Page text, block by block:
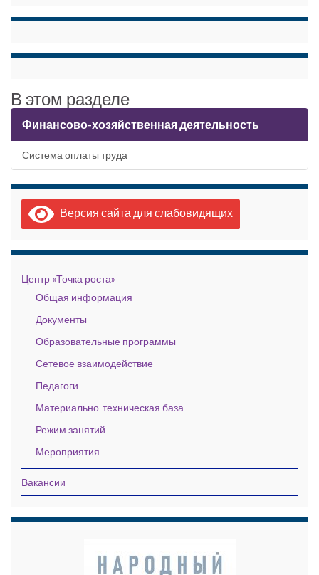
В этом разделе
Финансово-хозяйственная деятельность
Система оплаты труда
Версия сайта для слабовидящих
Центр «Точка роста»
Общая информация
Документы
Образовательные программы
Сетевое взаимодействие
Педагоги
Материально-техническая база
Режим занятий
Мероприятия
Вакансии